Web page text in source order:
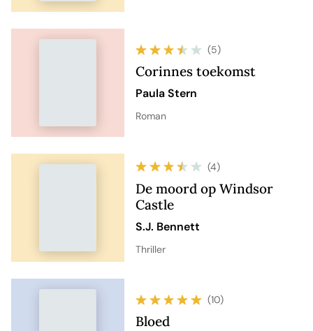
(5)
Corinnes toekomst
Paula Stern
Roman
(4)
De moord op Windsor
Castle
S.J. Bennett
Thriller
(10)
Bloed